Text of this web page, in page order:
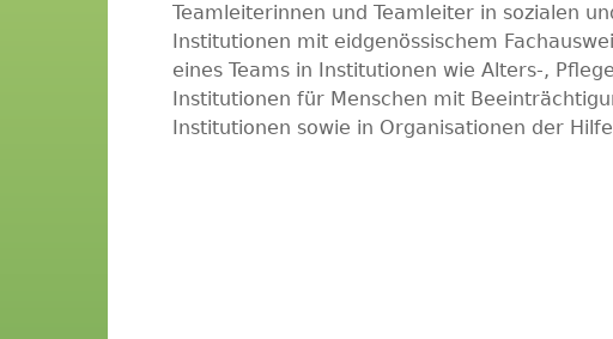
Teamleiterinnen und Teamleiter in sozialen
Institutionen mit eidgenössischem
eines Teams in Institutionen wie Alters-,
Institutionen für Menschen mit
Institutionen sowie in Organisationen der